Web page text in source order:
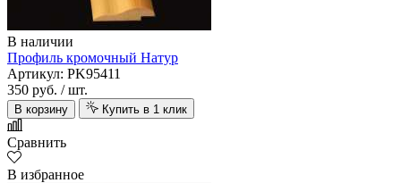
В наличии
Профиль кромочный Натур
Артикул: PK95411
350 руб. / шт.
В корзину Купить в 1 клик
Сравнить
В избранное